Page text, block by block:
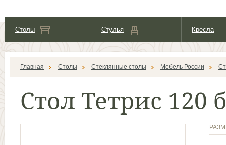
Столы Стулья Кресла
Главная Столы Стеклянные столы Мебель России
Стол Тетрис 120